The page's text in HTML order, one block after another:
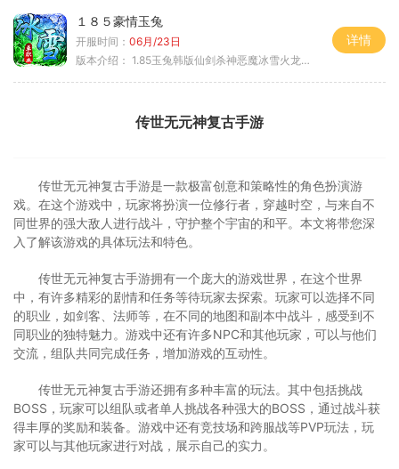
１８５豪情玉兔
开服时间： 06月/23日
版本介绍： 1.85玉兔韩版仙剑杀神恶魔冰雪火龙神器专属
详情
传世无元神复古手游
传世无元神复古手游是一款极富创意和策略性的角色扮演游
戏。在这个游戏中，玩家将扮演一位修行者，穿越时空，与来自不
同世界的强大敌人进行战斗，守护整个宇宙的和平。本文将带您深
入了解该游戏的具体玩法和特色。
传世无元神复古手游拥有一个庞大的游戏世界，在这个世界
中，有许多精彩的剧情和任务等待玩家去探索。玩家可以选择不同
的职业，如剑客、法师等，在不同的地图和副本中战斗，感受到不
同职业的独特魅力。游戏中还有许多NPC和其他玩家，可以与他们
交流，组队共同完成任务，增加游戏的互动性。
传世无元神复古手游还拥有多种丰富的玩法。其中包括挑战
BOSS，玩家可以组队或者单人挑战各种强大的BOSS，通过战斗获
得丰厚的奖励和装备。游戏中还有竞技场和跨服战等PVP玩法，玩
家可以与其他玩家进行对战，展示自己的实力。